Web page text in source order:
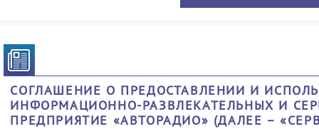
СОГЛАШЕНИЕ О ПРЕДОСТАВЛЕНИИ И
ИНФОРМАЦИОННО-РАЗВЛЕКАТЕЛЬНЫХ И
ПРЕДПРИЯТИЕ «АВТОРАДИО» (ДАЛЕЕ –